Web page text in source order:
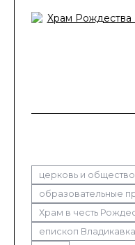
церковь и общество
образовательные
Храм в честь
епископ